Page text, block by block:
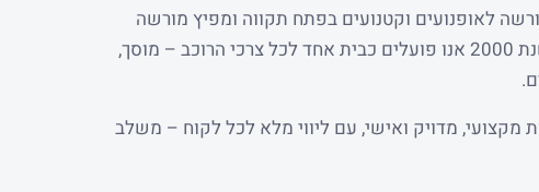
לאופנועים וקטנועים בפתח תקווה ומפיץ מורשה
. מאז שנת 2000 אנו פועלים כבית אחד לכל צרכי הרוכב – מוסך,
מקצועי, מדויק ואישי, עם ליווי מלא לכל לקוח – משלב